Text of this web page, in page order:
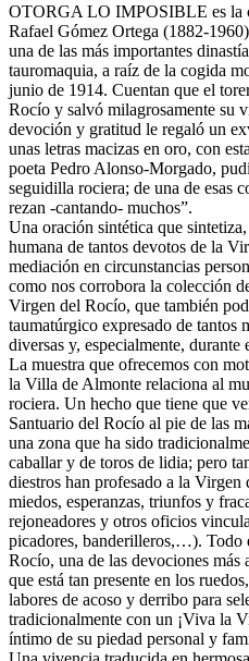
OTORGA LO IMPOSIBLE es la
Rafael Gómez Ortega (1882-
una de las más importantes
tauromaquia, a raíz de la cogida
junio de 1914. Cuentan que el
Rocío y salvó milagrosamente su
devoción y gratitud le regaló un
unas letras macizas en oro, con
poeta Pedro Alonso-Morgado,
seguidilla rociera; de una de esas
rezan -cantando- muchos”.
Una oración sintética que
humana de tantos devotos de la
mediación en circunstancias
como nos corrobora la colección
Virgen del Rocío, que también
taumatúrgico expresado de tantos
diversas y, especialmente, durante
La muestra que ofrecemos con
la Villa de Almonte relaciona al
rociera. Un hecho que tiene que
Santuario del Rocío al pie de las
una zona que ha sido
caballar y de toros de lidia; pero
diestros han profesado a la
miedos, esperanzas, triunfos y
rejoneadores y otros oficios
picadores, banderilleros,…). Todo
Rocío, una de las devociones más
que está tan presente en los
labores de acoso y derribo para
tradicionalmente con un ¡Viva la
íntimo de su piedad personal y
¿Cuándo se construyó la
El traslado cada siete años
¿Cuales son los actos
Quiero hacer el camino,¿que
En el Rocío, ¿dónde me alojo?